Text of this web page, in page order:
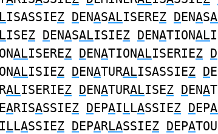
ISASSIEZ DENASALISEREZ DENAS
ISEZ DENASALISIEZ DENATIONAL
ALISEREZ DENATIONALISERIEZ D
ALISIEZ DENATURALISASSIEZ D
ALISERIEZ DENATURALISEZ DENA
EARISASSIEZ DEPAILLASSIEZ DEP
LLASSIEZ DEPARLASSIEZ DEPA